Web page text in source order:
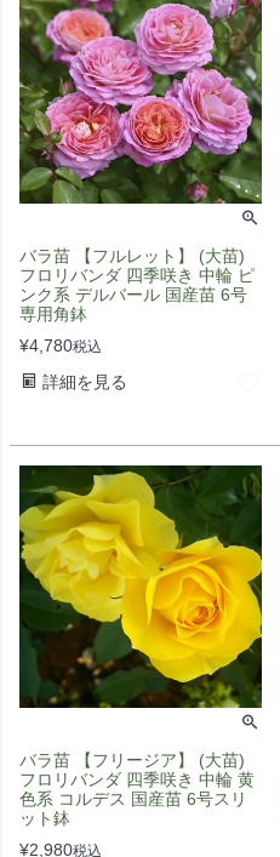
バラ苗 【フルレット】 (大苗)
フロリバンダ 四季咲き 中輪 ピ
ンク系 デルバール 国産苗 6号
専用角鉢
¥4,780税込
詳細を見る
バラ苗 【フリージア】 (大苗)
フロリバンダ 四季咲き 中輪 黄
色系 コルデス 国産苗 6号スリ
ット鉢
¥2,980税込